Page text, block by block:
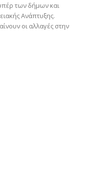
των δήμων και
Ανάπτυξης.
οι αλλαγές στην